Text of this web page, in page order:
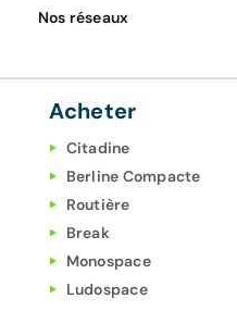
Nos réseaux
Acheter
Citadine
Berline Compacte
Routière
Break
Monospace
Ludospace